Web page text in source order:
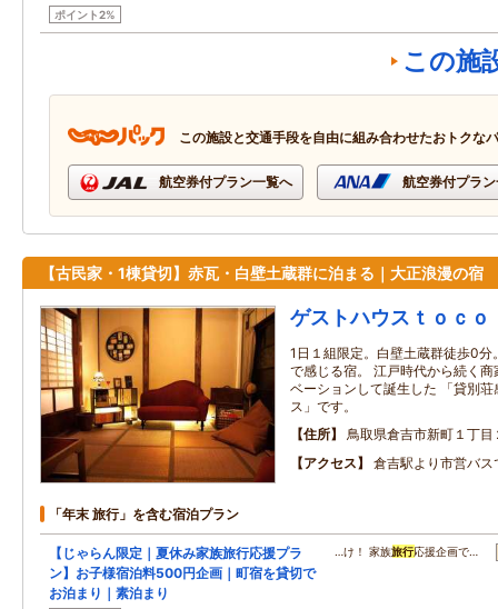
ポイント2%
この施
この施設と交通手段を自由に組み合わせたおトクな
航空券付プラン一覧へ 航空券付プラ
【古民家・1棟貸切】赤瓦・白壁土蔵群に泊まる｜大正浪漫の宿
ゲストハウスｔｏｃｏ
1日１組限定。白壁土蔵群徒歩0
で感じる宿。 江戸時代から続く
ベーションして誕生した 「貸別
ス」です。
住所
鳥取県倉吉市新町１丁目
アクセス
倉吉駅より市営バス
「年末 旅行」を含む宿泊プラン
【じゃらん限定｜夏休み家族旅行応援プラ
ン】お子様宿泊料500円企画｜町宿を貸切で
お泊まり｜素泊まり
…け！ 家族旅行応援企画で…